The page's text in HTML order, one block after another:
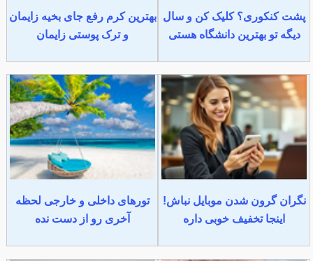
پشت کنکوری؟ کلیک کن و سال
دیگه تو بهترین دانشگاه هستی
بهترین کرم رفع جای بخیه زایمان
و ترک پوستی زایمان
نگران گرون شدن موبایل نباش!
اینجا تخفیف خوبی داره
تورهای داخلی و خارجی لحظه
آخری رو از دست نده